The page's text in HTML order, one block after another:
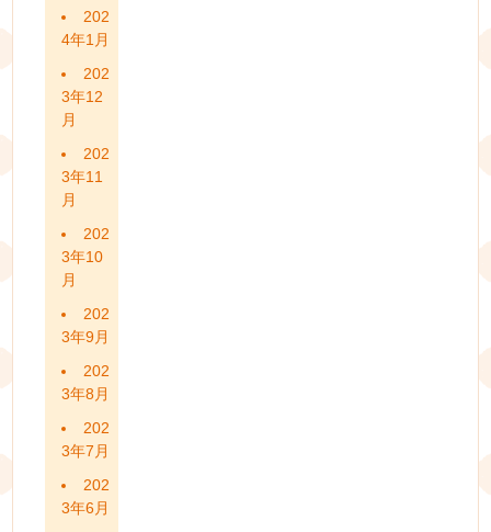
202
4年1月
202
3年12
月
202
3年11
月
202
3年10
月
202
3年9月
202
3年8月
202
3年7月
202
3年6月